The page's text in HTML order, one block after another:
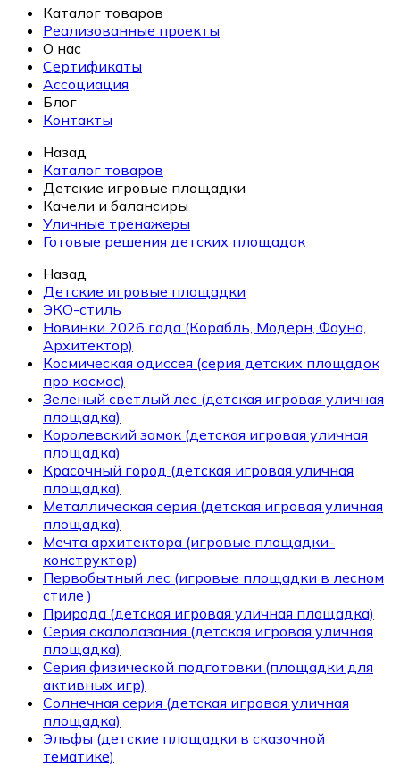
Каталог товаров
Реализованные проекты
О нас
Сертификаты
Ассоциация
Блог
Контакты
Назад
Каталог товаров
Детские игровые площадки
Качели и балансиры
Уличные тренажеры
Готовые решения детских площадок
Назад
Детские игровые площадки
ЭКО-стиль
Новинки 2026 года (Корабль, Модерн, Фауна,
Архитектор)
Космическая одиссея (серия детских площадок
про космос)
Зеленый светлый лес (детская игровая уличная
площадка)
Королевский замок (детская игровая уличная
площадка)
Красочный город (детская игровая уличная
площадка)
Металлическая серия (детская игровая уличная
площадка)
Мечта архитектора (игровые площадки-
конструктор)
Первобытный лес (игровые площадки в лесном
стиле )
Природа (детская игровая уличная площадка)
Серия скалолазания (детская игровая уличная
площадка)
Серия физической подготовки (площадки для
активных игр)
Солнечная серия (детская игровая уличная
площадка)
Эльфы (детские площадки в сказочной
тематике)